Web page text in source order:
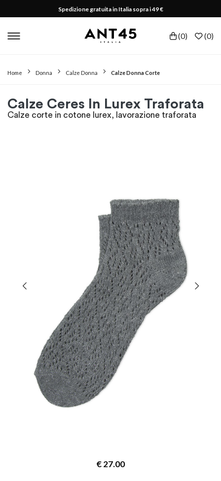
Spedizione gratuita in Italia sopra i 49 €
(0) (0)
Home Donna Calze Donna Calze Donna Corte
Calze Ceres In Lurex Traforata
Calze corte in cotone lurex, lavorazione traforata
€27.00